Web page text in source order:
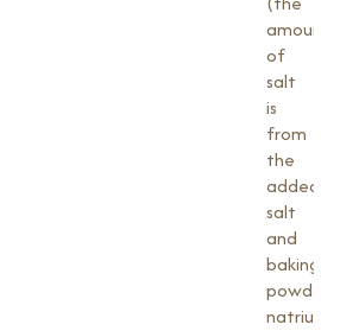
amount
of
salt
is
from
the
added
salt
and
baking
powder’s
natrium).